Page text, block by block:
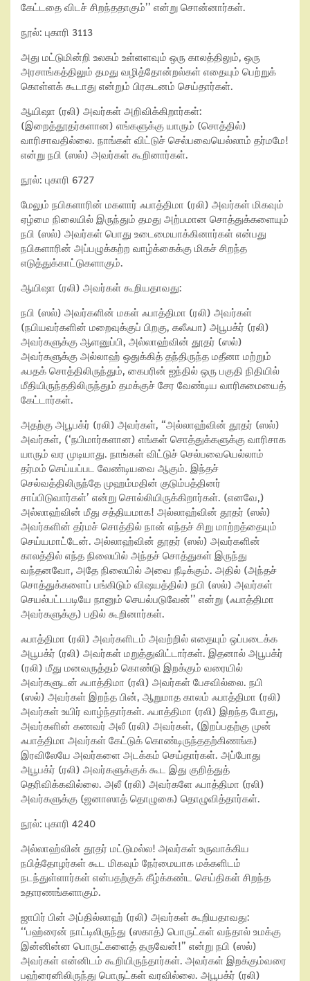
கேட்டதை விடச் சிறந்ததாகும்’’ என்று சொன்னார்கள்.
நூல்: புகாரி 3113
அது மட்டுமின்றி உலகம் உள்ளளவும் ஒரு காலத்திலும், ஒரு
அரசாங்கத்திலும் தமது வழித்தோன்றல்கள் எதையும் பெற்றுக்
கொள்ளக் கூடாது என்றும் பிரகடனம் செய்தார்கள்.
ஆயிஷா (ரலி) அவர்கள் அறிவிக்கிறார்கள்:
(இறைத்தூதர்களான) எங்களுக்கு யாரும் (சொத்தில்)
வாரிசாவதில்லை. நாங்கள் விட்டுச் செல்பவையெல்லாம் தர்மமே!
என்று நபி (ஸல்) அவர்கள் கூறினார்கள்.
நூல்: புகாரி 6727
மேலும் நபிகளாரின் மகளார் ஃபாத்திமா (ரலி) அவர்கள் மிகவும்
ஏழ்மை நிலையில் இருந்தும் தமது அற்பமான சொத்துக்களையும்
நபி (ஸல்) அவர்கள் பொது உடைமையாக்கினார்கள் என்பது
நபிகளாரின் அப்பழுக்கற்ற வாழ்க்கைக்கு மிகச் சிறந்த
எடுத்துக்காட்டுகளாகும்.
ஆயிஷா (ரலி) அவர்கள் கூறியதாவது:
நபி (ஸல்) அவர்களின் மகள் ஃபாத்திமா (ரலி) அவர்கள்
(நபியவர்களின் மறைவுக்குப் பிறகு, கலீஃபா) அபூபக்ர் (ரலி)
அவர்களுக்கு ஆளனுப்பி, அல்லாஹ்வின் தூதர் (ஸல்)
அவர்களுக்கு அல்லாஹ் ஒதுக்கித் தந்திருந்த மதீனா மற்றும்
ஃபதக் சொத்திலிருந்தும், கைபரின் ஐந்தில் ஒரு பகுதி நிதியில்
மீதியிருந்ததிலிருந்தும் தமக்குச் சேர வேண்டிய வாரிசுமையைத்
கேட்டார்கள்.
அதற்கு அபூபக்ர் (ரலி) அவர்கள், “அல்லாஹ்வின் தூதர் (ஸல்)
அவர்கள், (‘நபிமார்களான) எங்கள் சொத்துக்களுக்கு வாரிசாக
யாரும் வர முடியாது. நாங்கள் விட்டுச் செல்பவையெல்லாம்
தர்மம் செய்யப்பட வேண்டியவை ஆகும். இந்தச்
செல்வத்திலிருந்தே முஹம்மதின் குடும்பத்தினர்
சாப்பிடுவார்கள்’ என்று சொல்லியிருக்கிறார்கள். (எனவே,)
அல்லாஹ்வின் மீது சத்தியமாக! அல்லாஹ்வின் தூதர் (ஸல்)
அவர்களின் தர்மச் சொத்தில் நான் எந்தச் சிறு மாற்றத்தையும்
செய்யமாட்டேன். அல்லாஹ்வின் தூதர் (ஸல்) அவர்களின்
காலத்தில் எந்த நிலையில் அந்தச் சொத்துகள் இருந்து
வந்தனவோ, அதே நிலையில் அவை நீடிக்கும். அதில் (அந்தச்
சொத்துக்களைப் பங்கிடும் விஷயத்தில்) நபி (ஸல்) அவர்கள்
செயல்பட்டபடியே நானும் செயல்படுவேன்’’ என்று (ஃபாத்திமா
அவர்களுக்கு) பதில் கூறினார்கள்.
ஃபாத்திமா (ரலி) அவர்களிடம் அவற்றில் எதையும் ஒப்படைக்க
அபூபக்ர் (ரலி) அவர்கள் மறுத்துவிட்டார்கள். இதனால் அபூபக்ர்
(ரலி) மீது மனவருத்தம் கொண்டு இறக்கும் வரையில்
அவர்களுடன் ஃபாத்திமா (ரலி) அவர்கள் பேசவில்லை. நபி
(ஸல்) அவர்கள் இறந்த பின், ஆறுமாத காலம் ஃபாத்திமா (ரலி)
அவர்கள் உயிர் வாழ்ந்தார்கள். ஃபாத்திமா (ரலி) இறந்த போது,
அவர்களின் கணவர் அலீ (ரலி) அவர்கள், (இறப்பதற்கு முன்
ஃபாத்திமா அவர்கள் கேட்டுக் கொண்டிருந்ததற்கிணங்க)
இரவிலேயே அவர்களை அடக்கம் செய்தார்கள். அப்போது
அபூபக்ர் (ரலி) அவர்களுக்குக் கூட இது குறித்துத்
தெரிவிக்கவில்லை. அலீ (ரலி) அவர்களே ஃபாத்திமா (ரலி)
அவர்களுக்கு (ஜனாஸாத் தொழுகை) தொழுவித்தார்கள்.
நூல்: புகாரி 4240
அல்லாஹ்வின் தூதர் மட்டுமல்ல! அவர்கள் உருவாக்கிய
நபித்தோழர்கள் கூட மிகவும் நேர்மையாக மக்களிடம்
நடந்துள்ளார்கள் என்பதற்குக் கீழ்க்கண்ட செய்திகள் சிறந்த
உதாரணங்களாகும்.
ஜாபிர் பின் அப்தில்லாஹ் (ரலி) அவர்கள் கூறியதாவது:
‘‘பஹ்ரைன் நாட்டிலிருந்து (ஸகாத்) பொருட்கள் வந்தால் உமக்கு
இன்னின்ன பொருட்களைத் தருவேன்!” என்று நபி (ஸல்)
அவர்கள் என்னிடம் கூறியிருந்தார்கள். அவர்கள் இறக்கும்வரை
பஹ்ரைனிலிருந்து பொருட்கள் வரவில்லை. அபூபக்ர் (ரலி)